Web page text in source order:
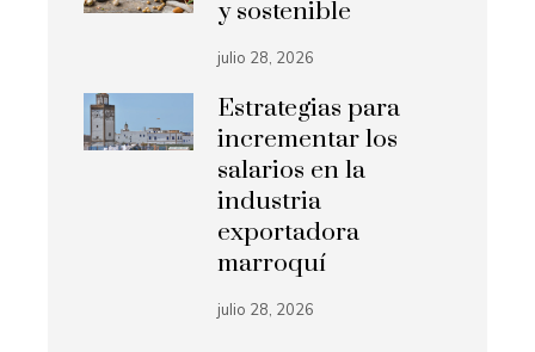
y sostenible
julio 28, 2026
Estrategias para
incrementar los
salarios en la
industria
exportadora
marroquí
julio 28, 2026